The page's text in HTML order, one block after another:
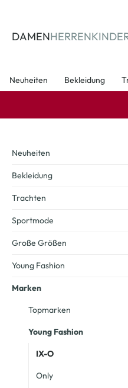
DAMENHERREN
Neuheiten Bekleidung
Neuheiten
Bekleidung
Trachten
Sportmode
Große Größen
Young Fashion
Marken
Topmarken
Young Fashion
IX-O
Only